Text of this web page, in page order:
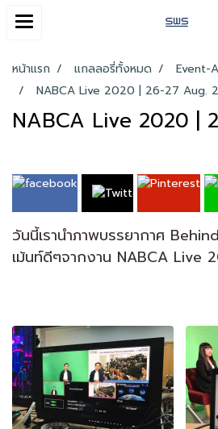
หน้าแรก แกลลอรี่ทั้งหมด
Event-
NABCA Live 2020 | 26-27 Aug.
NABCA Live 2020 |
วันนี้เรานำภาพบรรยากาศ
เม้นท์ดีๆจากงาน NABCA Live